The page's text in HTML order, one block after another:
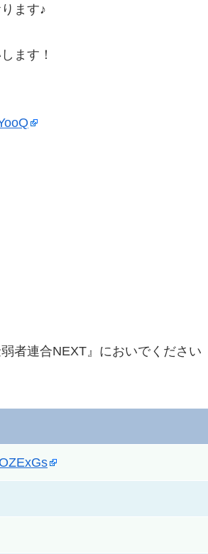
ます♪
ます！
者連合NEXT』においでください